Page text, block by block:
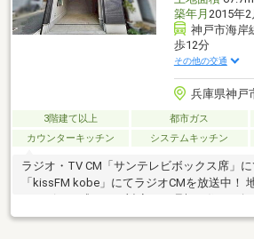
築年月 2015年
神戸市海岸
歩12分
その他の交通
兵庫県神戸
3階建て以上 都市ガス
カウンターキッチン
システムキッチン
ラジオ・TV CM「サンテレビボックス席」に
「kissFM kobe」にてラジオCMを放送中！
す♪